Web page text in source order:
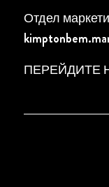
Отдел
ПЕРЕЙДИТЕ